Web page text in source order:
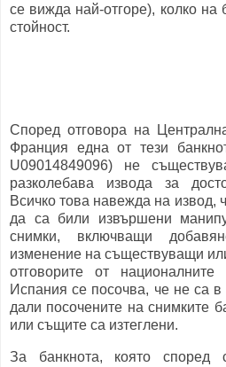
се вижда най-отгоре), колко
стойност.
Според отговора на
Франция една от тези
U09014849096) не
разколебава извода за
Всичко това навежда на извод,
да са били извършени
снимки, включващи
изменение на съществуващи
отговорите от
Испания се посочва, че не са в
дали посочените на снимките
или същите са изтеглени.
За банкнота, която